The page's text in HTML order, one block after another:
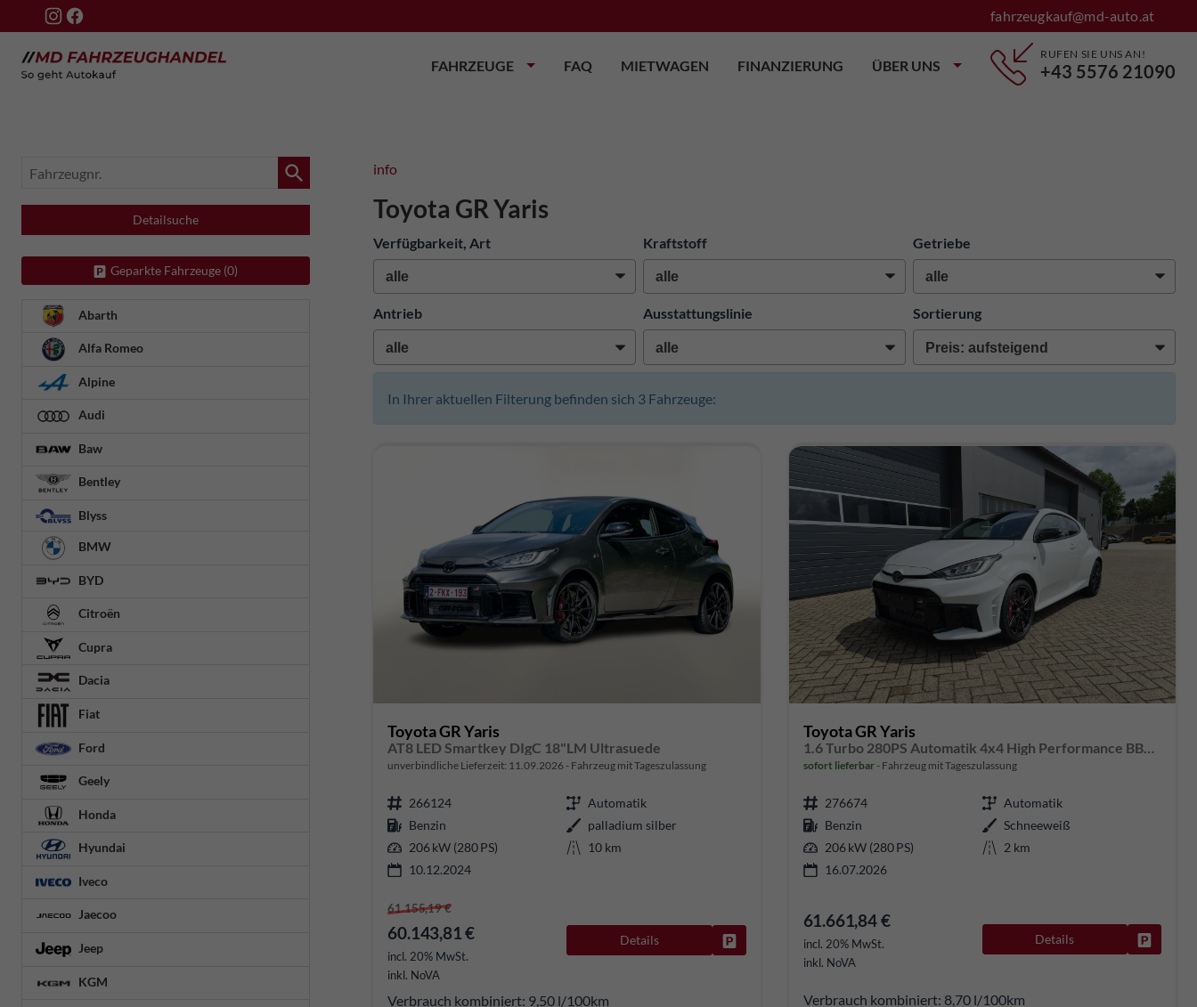
fahrzeugkauf@md-auto.at
FAHRZEUGE FAQ MIETWAGEN FINANZIERUNG ÜBER UNS
RUFEN SIE UNS AN!
+43 5576 21090
info
Toyota GR Yaris
Verfügbarkeit, Art Kraftstoff Getriebe
Antrieb Ausstattungslinie Sortierung
In Ihrer aktuellen Filterung befinden sich 3 Fahrzeuge:
Toyota GR Yaris
AT8 LED Smartkey DIgC 18"LM Ultrasuede
unverbindliche Lieferzeit: 11.09.2026 Fahrzeug mit Tageszulassung
266124
Automatik
Benzin
palladium silber
206 kW (280 PS)
10 km
10.12.2024
61.155,19 €
60.143,81 €
incl. 20% MwSt.
inkl. NoVA
Details Fahrzeug parken
Verbrauch kombiniert: 9,50 l/100km
Toyota GR Yaris
1.6 Turbo 280PS Automatik 4x4 High Performance BBS Felgen Klimaautomatik Lenkradheizung Sitzheizung JBL Premiumsound Navi Bluetooth DAB Apple CarPlay Android Auto2x Keyless Rückf.Kamera PDC v+h ACC 18-LM
sofort lieferbar Fahrzeug mit Tageszulassung
276674
Automatik
Benzin
Schneeweiß
206 kW (280 PS)
2 km
16.07.2026
61.661,84 €
incl. 20% MwSt.
inkl. NoVA
Details
Verbrauch kombiniert: 8,70 l/100km
Fahrzeugnr.
Detailsuche
Geparkte Fahrzeuge (0)
Abarth
Alfa Romeo
Alpine
Audi
Baw
Bentley
Blyss
BMW
BYD
Citroën
Cupra
Dacia
Fiat
Ford
Geely
Honda
Hyundai
Iveco
Jaecoo
Jeep
KGM